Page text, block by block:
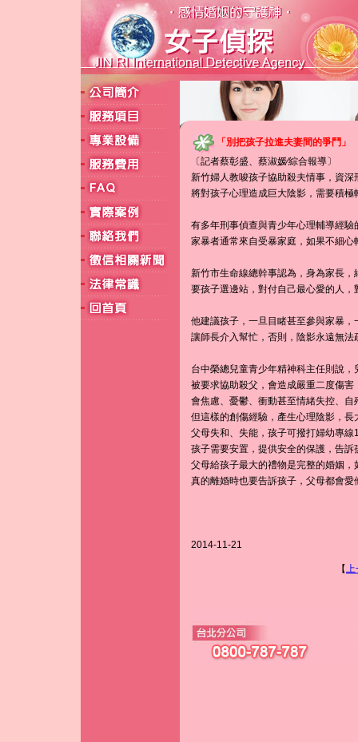
「別把孩子拉進夫妻間的爭鬥」
〔記者蔡彰盛、蔡淑媛∕綜合報導〕
新竹婦人教唆孩子協助殺夫情事，資
將對孩子心理造成巨大陰影，需要積
有多年刑事偵查與青少年心理輔導經
家暴者通常來自受暴家庭，如果不細
新竹市生命線總幹事認為，身為家長
要孩子選邊站，對付自己最心愛的人，
他建議孩子，一旦目睹甚至參與家暴
讓師長介入幫忙，否則，陰影永遠無法
台中榮總兒童青少年精神科主任則說
被要求協助殺父，會造成嚴重二度傷
會焦慮、憂鬱、衝動甚至情緒失控、
但這樣的創傷經驗，產生心理陰影，
父母失和、失能，孩子可撥打婦幼專
孩子需要安置，提供安全的保護，告
父母給孩子最大的禮物是完整的婚姻
真的離婚時也要告訴孩子，父母都會
2014-11-21
【上